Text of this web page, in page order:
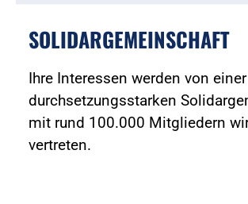
SOLIDARGEMEINSCHAFT
Ihre Interessen werden von einer
durchsetzungsstarken
mit rund 100.000 Mitgliedern
vertreten.